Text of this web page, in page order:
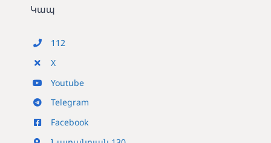
Կապ
112
X
Youtube
Telegram
Facebook